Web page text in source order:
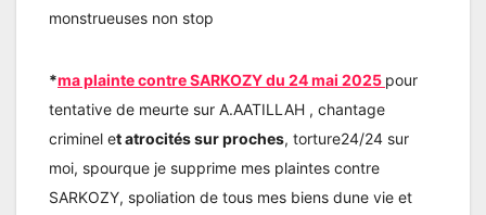
monstrueuses non stop
*ma plainte contre SARKOZY du 24 mai 2025 pour
tentative de meurte sur A.AATILLAH , chantage
criminel et atrocités sur proches, torture24/24 sur
moi, spourque je supprime mes plaintes contre
SARKOZY, spoliation de tous mes biens dune vie et